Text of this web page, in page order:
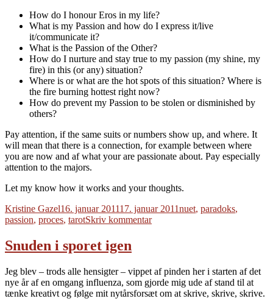
How do I honour Eros in my life?
What is my Passion and how do I express it/live
it/communicate it?
What is the Passion of the Other?
How do I nurture and stay true to my passion (my shine, my
fire) in this (or any) situation?
Where is or what are the hot spots of this situation? Where is
the fire burning hottest right now?
How do prevent my Passion to be stolen or disminished by
others?
Pay attention, if the same suits or numbers show up, and where. It
will mean that there is a connection, for example between where
you are now and af what your are passionate about. Pay especially
attention to the majors.
Let my know how it works and your thoughts.
Forfatter
Kristine GazelUdgivet
16. januar 201117. januar 2011Tags
nuet, paradoks,
passion, proces, tarotSkriv kommentartil
Spread
Snuden i sporet igen
Jeg blev – trods alle hensigter – vippet af pinden her i starten af det
nye år af en omgang influenza, som gjorde mig ude af stand til at
tænke kreativt og følge mit nytårsforsæt om at skrive, skrive, skrive.